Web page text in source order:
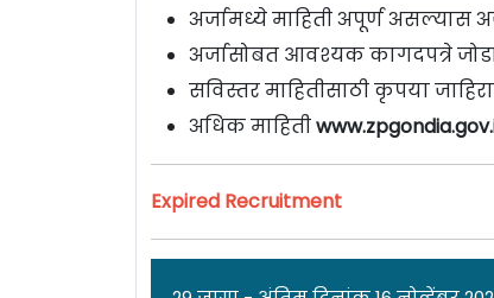
अर्जामध्ये माहिती अपूर्ण असल्यास
अर्जासोबत आवश्यक कागदपत्रे
सविस्तर माहितीसाठी कृपया
अधिक माहिती
Expired Recruitment